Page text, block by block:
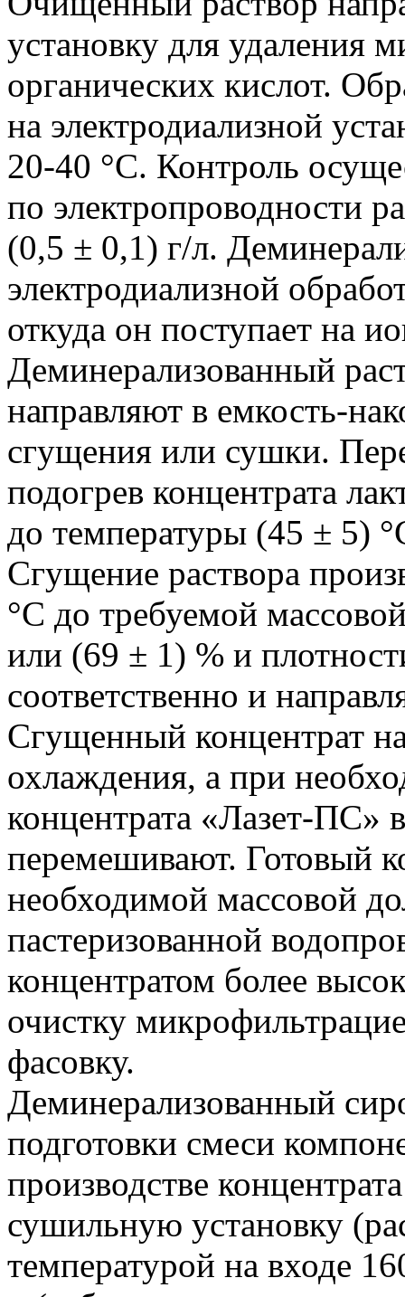
установку для удаления
органических кислот.
на электродиализной
20-40 °C. Контроль
по электропроводности
(0,5 ± 0,1) г/л.
электродиализной
откуда он поступает на
Деминерализованный
направляют в емкость-
сгущения или сушки.
подогрев концентрата
до температуры (45 ± 5)
Сгущение раствора
°С до требуемой
или (69 ± 1) % и
соответственно и
Сгущенный концентрат
охлаждения, а при
концентрата «Лазет-ПС»
перемешивают. Готовый
необходимой массовой
пастеризованной
концентратом более
очистку
фасовку.
Деминерализованный
подготовки смеси
производстве
сушильную установку
температурой на входе